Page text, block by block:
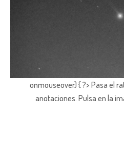
onmouseover) { ?> Pasa el
anotaciones. Pulsa en la